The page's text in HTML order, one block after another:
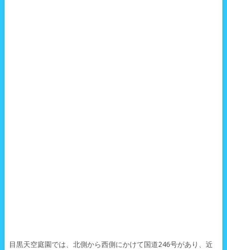
目黒天空庭園では、北側から西側にかけて国道246号があり、近